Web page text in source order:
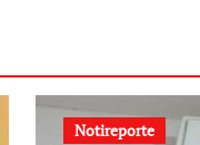
Notireporte